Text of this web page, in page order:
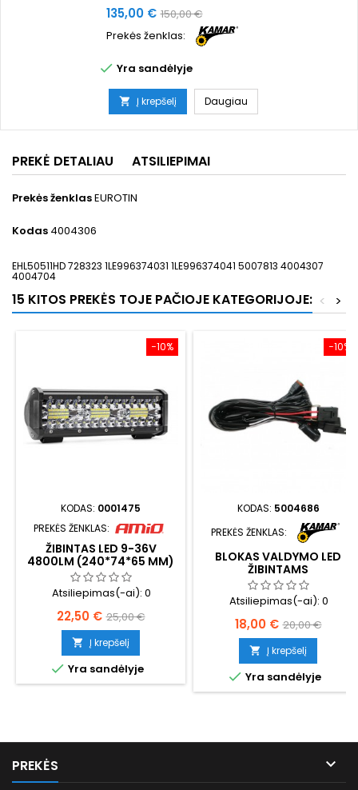
Kaina
135,00 € Bazinė
kaina
150,00 €
Prekės ženklas:
 Yra sandėlyje
 Į krepšelį Daugiau
PREKĖ DETALIAU ATSILIEPIMAI
Prekės ženklasEUROTIN
Kodas 4004306
EHL50511HD 728323 1LE996374031 1LE996374041 5007813 4004307
4004704
15 KITOS PREKĖS TOJE PAČIOJE KATEGORIJOJE: >
<
−10%
KODAS: 0001475
PREKĖS ŽENKLAS:
ŽIBINTAS LED 9-36V
4800LM (240*74*65 MM)
Atsiliepimas(-ai): 0
Kaina
22,50 € Bazinė
kaina
25,00 €
 Į krepšelį
 Yra sandėlyje
−10%
KODAS: 5004686
PREKĖS ŽENKLAS:
BLOKAS VALDYMO LED
ŽIBINTAMS
Atsiliepimas(-ai): 0
Kaina
18,00 € Bazinė
kaina
20,00 €
 Į krepšelį
 Yra sandėlyje
PREKĖS 